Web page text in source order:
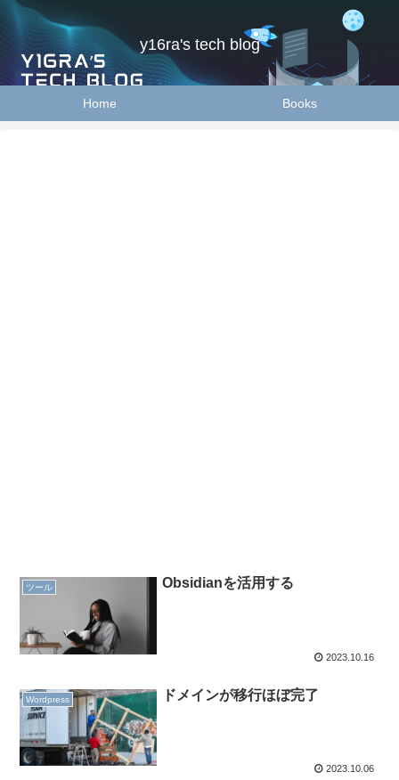
y16ra's tech blog
Home Books
ツール Obsidianを活用する
2023.10.16
Wordpress ドメインが移行ほぼ完了
2023.10.06